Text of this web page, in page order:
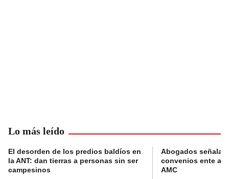
Lo más leído
El desorden de los predios baldíos en
la ANT: dan tierras a personas sin ser
campesinos
Abogados
convenios ente
AMC